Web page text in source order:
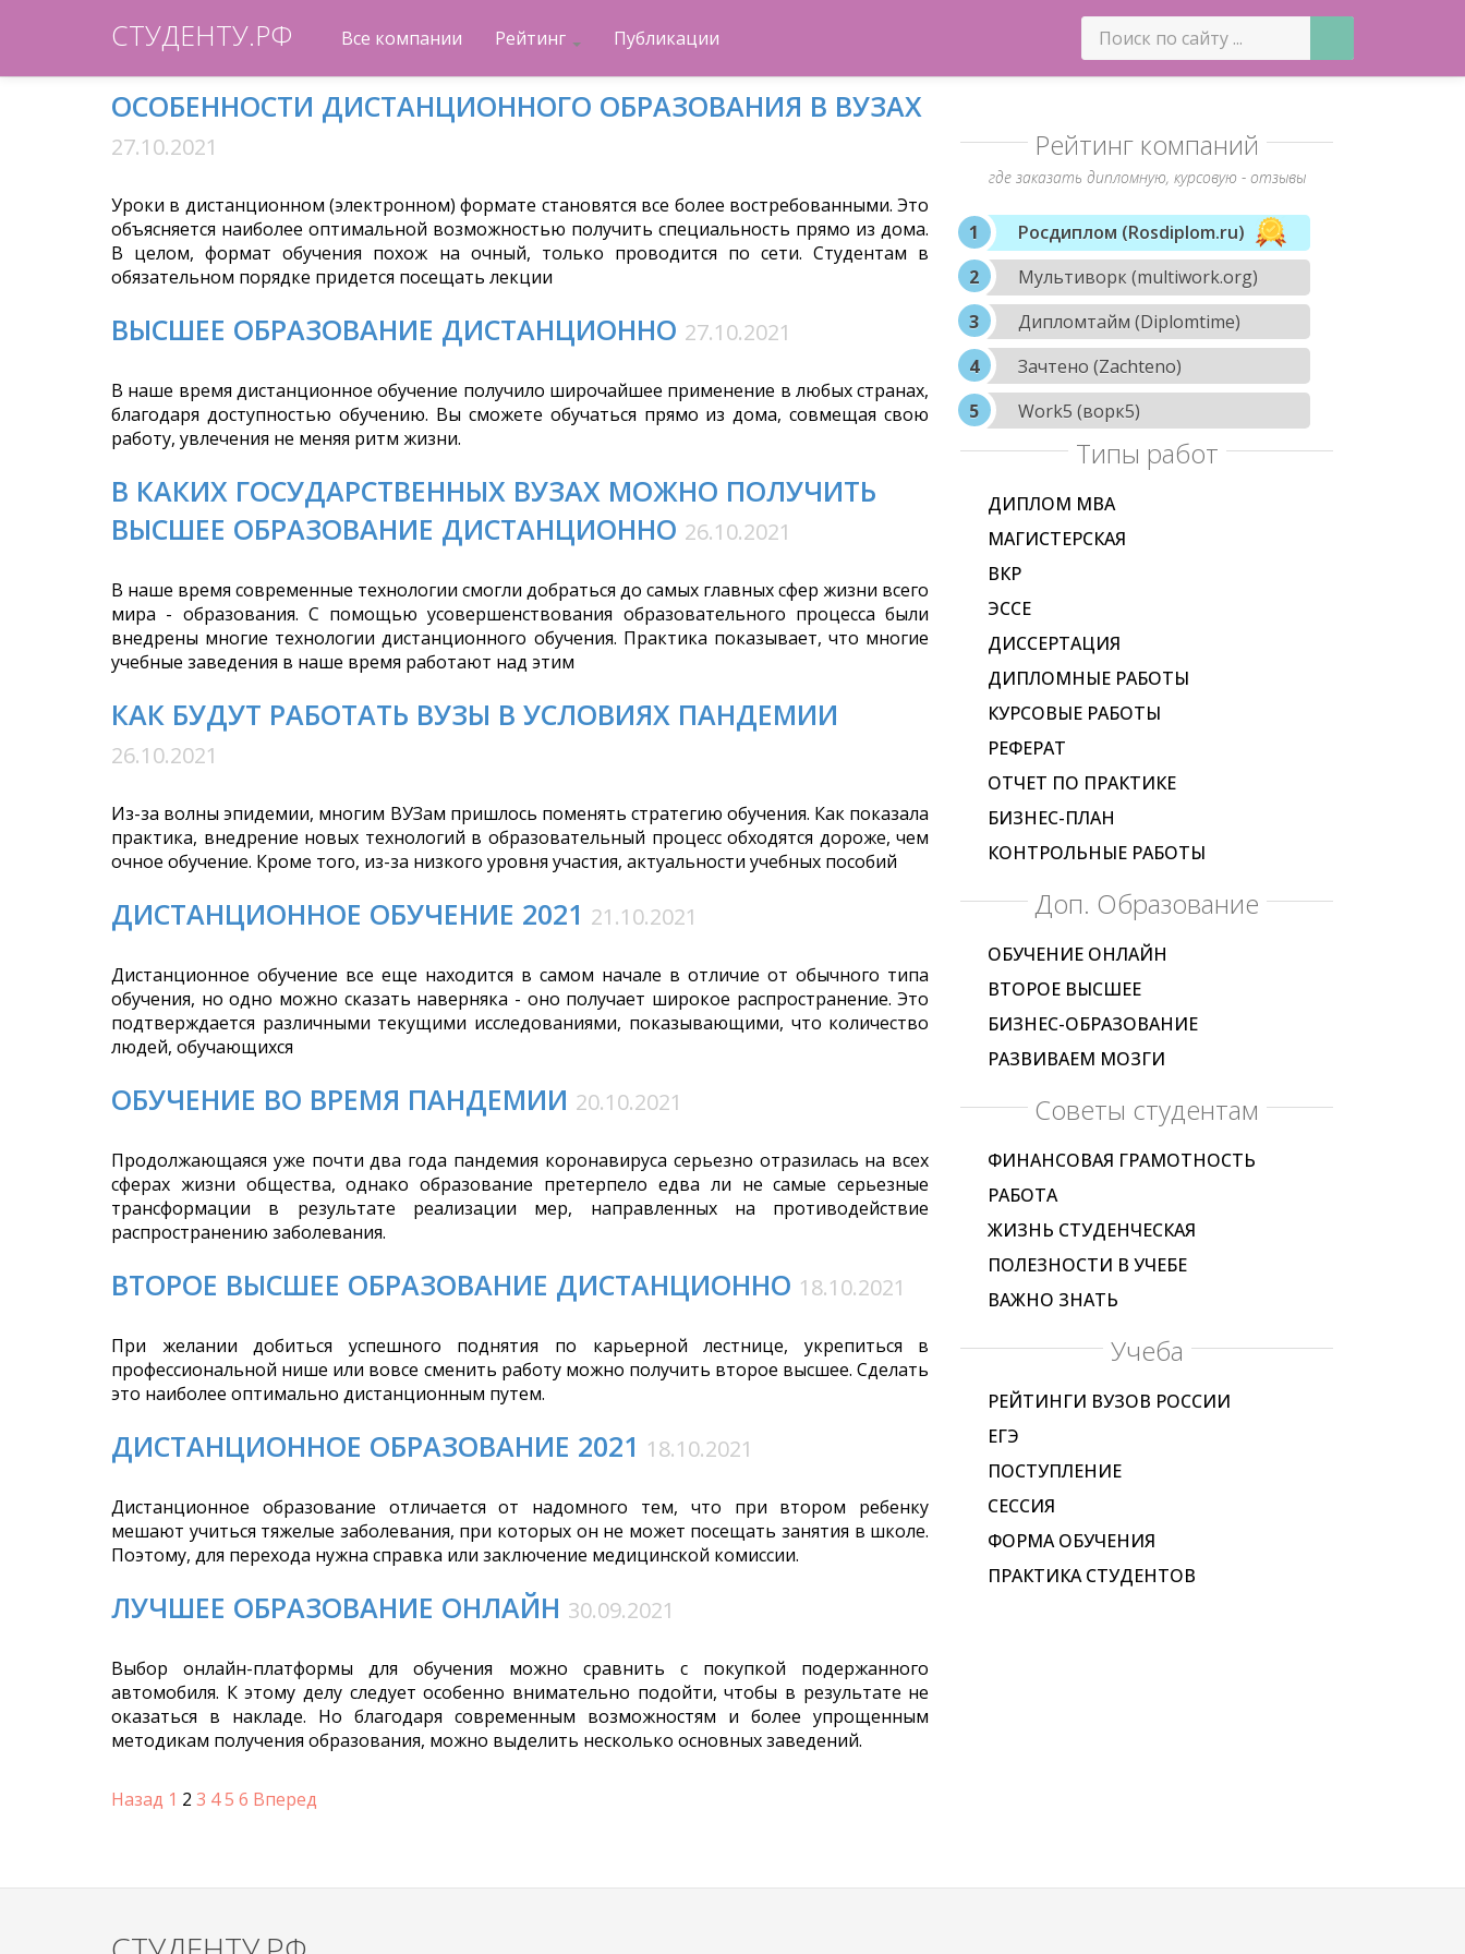
СТУДЕНТУ.РФ Все компании Рейтинг Публикации
ОСОБЕННОСТИ ДИСТАНЦИОННОГО ОБРАЗОВАНИЯ В ВУЗАХ
27.10.2021
Уроки в дистанционном (электронном) формате становятся все более востребованными. Это
объясняется наиболее оптимальной возможностью получить специальность прямо из дома.
В целом, формат обучения похож на очный, только проводится по сети. Студентам в
обязательном порядке придется посещать лекции
ВЫСШЕЕ ОБРАЗОВАНИЕ ДИСТАНЦИОННО 27.10.2021
В наше время дистанционное обучение получило широчайшее применение в любых странах,
благодаря доступностью обучению. Вы сможете обучаться прямо из дома, совмещая свою
работу, увлечения не меняя ритм жизни.
В КАКИХ ГОСУДАРСТВЕННЫХ ВУЗАХ МОЖНО ПОЛУЧИТЬ
ВЫСШЕЕ ОБРАЗОВАНИЕ ДИСТАНЦИОННО 26.10.2021
В наше время современные технологии смогли добраться до самых главных сфер жизни всего
мира - образования. С помощью усовершенствования образовательного процесса были
внедрены многие технологии дистанционного обучения. Практика показывает, что многие
учебные заведения в наше время работают над этим
КАК БУДУТ РАБОТАТЬ ВУЗЫ В УСЛОВИЯХ ПАНДЕМИИ
26.10.2021
Из-за волны эпидемии, многим ВУЗам пришлось поменять стратегию обучения. Как показала
практика, внедрение новых технологий в образовательный процесс обходятся дороже, чем
очное обучение. Кроме того, из-за низкого уровня участия, актуальности учебных пособий
ДИСТАНЦИОННОЕ ОБУЧЕНИЕ 2021 21.10.2021
Дистанционное обучение все еще находится в самом начале в отличие от обычного типа
обучения, но одно можно сказать наверняка - оно получает широкое распространение. Это
подтверждается различными текущими исследованиями, показывающими, что количество
людей, обучающихся
ОБУЧЕНИЕ ВО ВРЕМЯ ПАНДЕМИИ 20.10.2021
Продолжающаяся уже почти два года пандемия коронавируса серьезно отразилась на всех
сферах жизни общества, однако образование претерпело едва ли не самые серьезные
трансформации в результате реализации мер, направленных на противодействие
распространению заболевания.
ВТОРОЕ ВЫСШЕЕ ОБРАЗОВАНИЕ ДИСТАНЦИОННО 18.10.2021
При желании добиться успешного поднятия по карьерной лестнице, укрепиться в
профессиональной нише или вовсе сменить работу можно получить второе высшее. Сделать
это наиболее оптимально дистанционным путем.
ДИСТАНЦИОННОЕ ОБРАЗОВАНИЕ 2021 18.10.2021
Дистанционное образование отличается от надомного тем, что при втором ребенку
мешают учиться тяжелые заболевания, при которых он не может посещать занятия в школе.
Поэтому, для перехода нужна справка или заключение медицинской комиссии.
ЛУЧШЕЕ ОБРАЗОВАНИЕ ОНЛАЙН 30.09.2021
Выбор онлайн-платформы для обучения можно сравнить с покупкой подержанного
автомобиля. К этому делу следует особенно внимательно подойти, чтобы в результате не
оказаться в накладе. Но благодаря современным возможностям и более упрощенным
методикам получения образования, можно выделить несколько основных заведений.
Назад 1 2 3 45 6 Вперед
Рейтинг компаний
где заказать дипломную, курсовую - отзывы
Росдиплом (Rosdiplom.ru)
Мультиворк (multiwork.org)
Дипломтайм (Diplomtime)
Зачтено (Zachteno)
Work5 (ворк5)
Типы работ
ДИПЛОМ МВА
МАГИСТЕРСКАЯ
ВКР
ЭССЕ
ДИССЕРТАЦИЯ
ДИПЛОМНЫЕ РАБОТЫ
КУРСОВЫЕ РАБОТЫ
РЕФЕРАТ
ОТЧЕТ ПО ПРАКТИКЕ
БИЗНЕС-ПЛАН
КОНТРОЛЬНЫЕ РАБОТЫ
Доп. Образование
ОБУЧЕНИЕ ОНЛАЙН
ВТОРОЕ ВЫСШЕЕ
БИЗНЕС-ОБРАЗОВАНИЕ
РАЗВИВАЕМ МОЗГИ
Советы студентам
ФИНАНСОВАЯ ГРАМОТНОСТЬ
РАБОТА
ЖИЗНЬ СТУДЕНЧЕСКАЯ
ПОЛЕЗНОСТИ В УЧЕБЕ
ВАЖНО ЗНАТЬ
Учеба
РЕЙТИНГИ ВУЗОВ РОССИИ
ЕГЭ
ПОСТУПЛЕНИЕ
СЕССИЯ
ФОРМА ОБУЧЕНИЯ
ПРАКТИКА СТУДЕНТОВ